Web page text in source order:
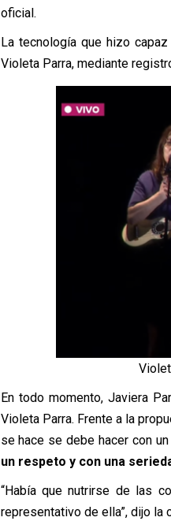
oficial.
La tecnología que hizo
Violeta Parra, mediante
En todo momento, Javiera
Violeta Parra. Frente a la
se hace se debe hacer con
un respeto y con una
“Había que nutrirse de las
representativo de ella”, dijo la